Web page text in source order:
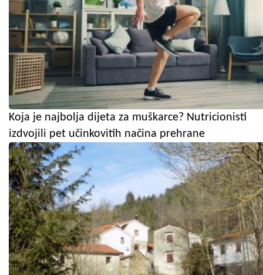
Koja je najbolja dijeta za muškarce? Nutricionisti
izdvojili pet učinkovitih načina prehrane